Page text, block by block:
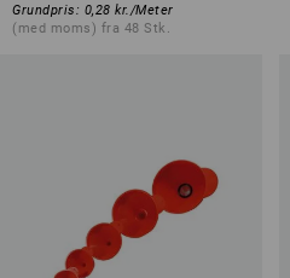
Grundpris: 0,28 kr./Meter
(med moms) fra 48 Stk.